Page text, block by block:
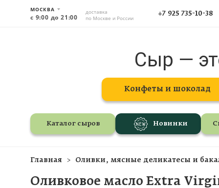
МОСКВА
с 9:00 до 21:00
доставка
по Москве и России
+7 925 735-10-38
Сыр —
Конфеты и шоколад
Каталог сыров Новинки
Главная Оливки, мясные деликатесы и
Оливковое масло Extra